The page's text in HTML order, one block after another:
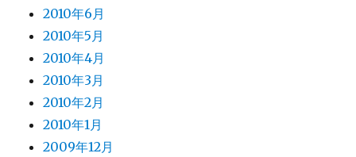
2010年6月
2010年5月
2010年4月
2010年3月
2010年2月
2010年1月
2009年12月